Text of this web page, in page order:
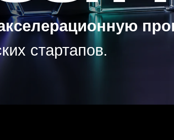
стартапов.